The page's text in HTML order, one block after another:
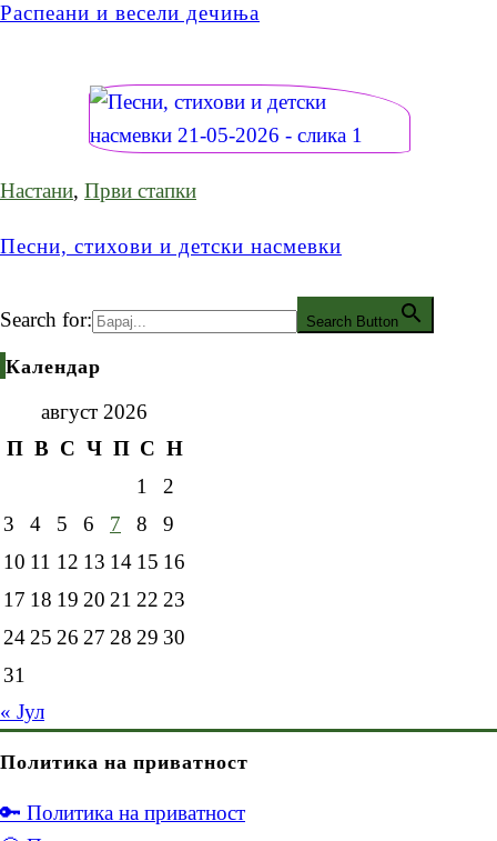
Распеани и весели дечиња
Настани, Први стапки
Песни, стихови и детски насмевки
Search for: Search Button
Календар
август 2026
П В С Ч П С Н
1
2
3
4 5 6 7 8
9
10 11 12 13 14 15 16
17 18 19 20 21 22 23
24 25 26 27 28 29 30
31
« Јул
Политика на приватност
🔑 Политика на приватност